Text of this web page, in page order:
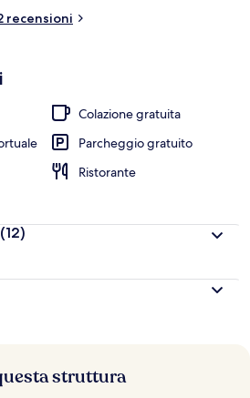
recensioni
Colazione gratuita
Parcheggio gratuito
Ristorante
(12)
struttura